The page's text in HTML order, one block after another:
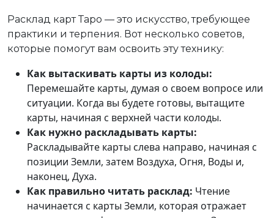
Расклад карт Таро — это искусство, требующее
практики и терпения. Вот несколько советов,
которые помогут вам освоить эту технику:
Как вытаскивать карты из колоды:
Перемешайте карты, думая о своем вопросе или
ситуации. Когда вы будете готовы, вытащите
карты, начиная с верхней части колоды.
Как нужно раскладывать карты:
Раскладывайте карты слева направо, начиная с
позиции Земли, затем Воздуха, Огня, Воды и,
наконец, Духа.
Как правильно читать расклад: Чтение
начинается с карты Земли, которая отражает